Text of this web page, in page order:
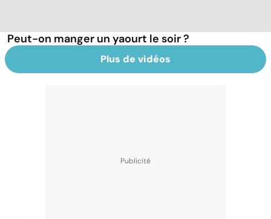
Peut-on manger un yaourt le soir ?
Plus de vidéos